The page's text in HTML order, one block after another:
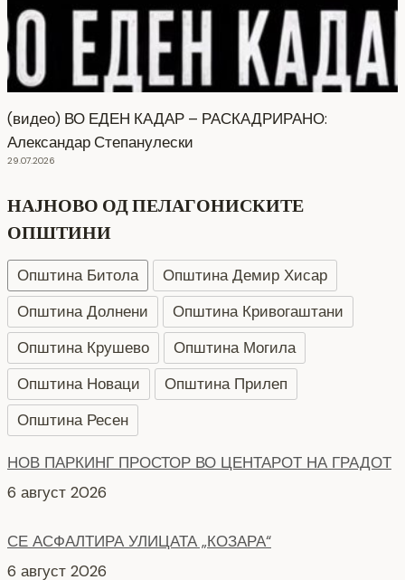
(видео) ВО ЕДЕН КАДАР – РАСКАДРИРАНО:
Александар Степанулески
29.07.2026
НАЈНОВО ОД ПЕЛАГОНИСКИТЕ
ОПШТИНИ
Општина Битола
Општина Демир Хисар
Општина Долнени
Општина Кривогаштани
Општина Крушево
Општина Могила
Општина Новаци
Општина Прилеп
Општина Ресен
НОВ ПАРКИНГ ПРОСТОР ВО ЦЕНТАРОТ НА ГРАДОТ
6 август 2026
СЕ АСФАЛТИРА УЛИЦАТА „КОЗАРА“
6 август 2026